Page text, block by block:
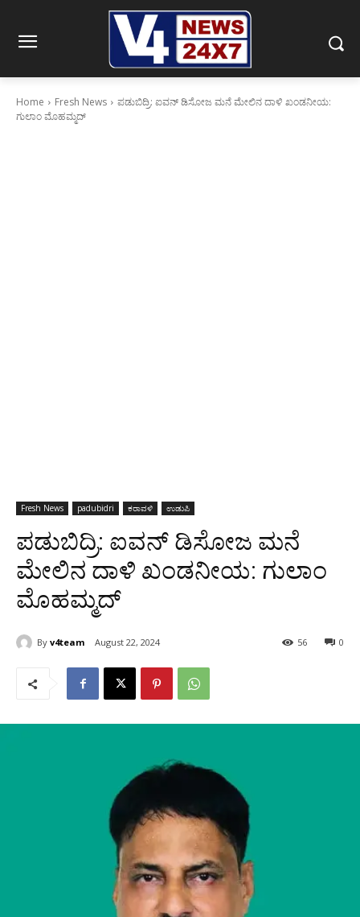
Home Fresh News
ಪಡುಬಿದ್ರಿ: ಐವನ್ ಡಿಸೋಜ ಮನೆ ಮೇಲಿನ ದಾಳಿ ಖಂಡನೀಯ:
ಗುಲಾಂ ಮೊಹಮ್ಮದ್
Fresh News padubidri ಕರಾವಳಿ ಉಡುಪಿ
ಪಡುಬಿದ್ರಿ: ಐವನ್ ಡಿಸೋಜ ಮನೆ
ಮೇಲಿನ ದಾಳಿ ಖಂಡನೀಯ: ಗುಲಾಂ
ಮೊಹಮ್ಮದ್
By v4team August 22, 2024 0
56